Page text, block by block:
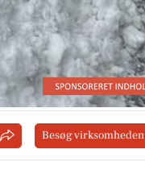
Besøg virksomheden